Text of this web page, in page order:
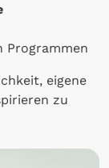
Programmen
eigene
zu